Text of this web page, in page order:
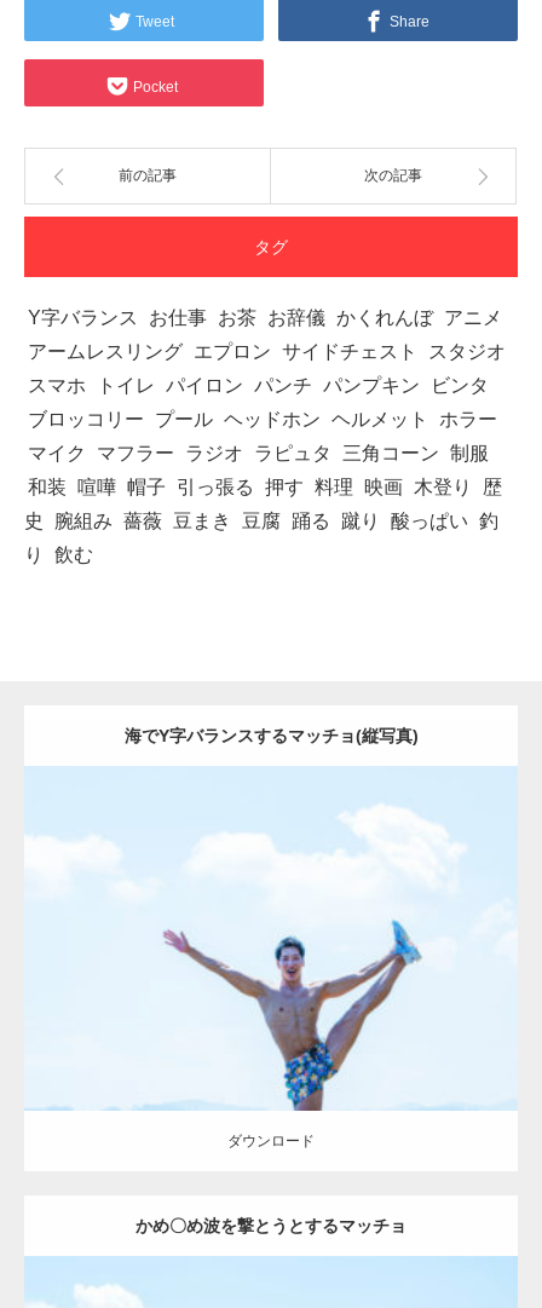
Tweet Share
Pocket
前の記事 次の記事
タグ
Y字バランス お仕事 お茶 お辞儀 かくれんぼ アニメ
アームレスリング エプロン サイドチェスト
スタジオ
スマホ
トイレ パイロン パンチ パンプキン
ビンタ
ブロッコリー
プール ヘッドホン ヘルメット
ホラー
マイク
マフラー ラジオ ラピュタ 三角コーン 制服
和装
喧嘩 帽子 引っ張る 押す 料理 映画 木登り
歴
史
腕組み 薔薇 豆まき 豆腐 踊る 蹴り 酸っぱい 釣
り
飲む
海でY字バランスするマッチョ(縦写真)
ダウンロード
ダウンロード
かめ〇め波を撃とうとするマッチョ